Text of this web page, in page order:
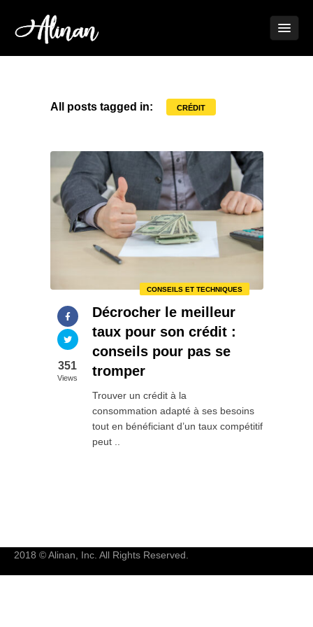
All posts tagged in: CRÉDIT
CONSEILS ET TECHNIQUES
351
Views
Décrocher le meilleur
taux pour son crédit :
conseils pour pas se
tromper
Trouver un crédit à la
consommation adapté à ses besoins
tout en bénéficiant d’un taux compétitif
peut ..
2018 © Alinan, Inc. All Rights Reserved.